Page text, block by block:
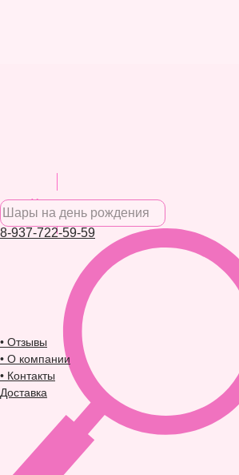
Каталог
8-937-722-59-59
• Отзывы
• О компании
• Контакты
Доставка